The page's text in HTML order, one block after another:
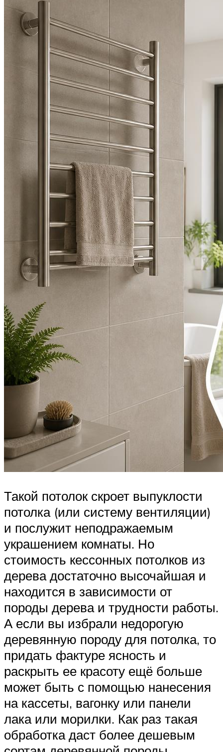
Такой потолок скроет выпуклости
потолка (или систему вентиляции)
и послужит неподражаемым
украшением комнаты. Но
стоимость кессонных потолков из
дерева достаточно высочайшая и
находится в зависимости от
породы дерева и трудности работы.
А если вы избрали недорогую
деревянную породу для потолка, то
придать фактуре ясность и
раскрыть ее красоту ещё больше
может быть с помощью нанесения
на кассеты, вагонку или панели
лака или морилки. Как раз такая
обработка даст более дешевым